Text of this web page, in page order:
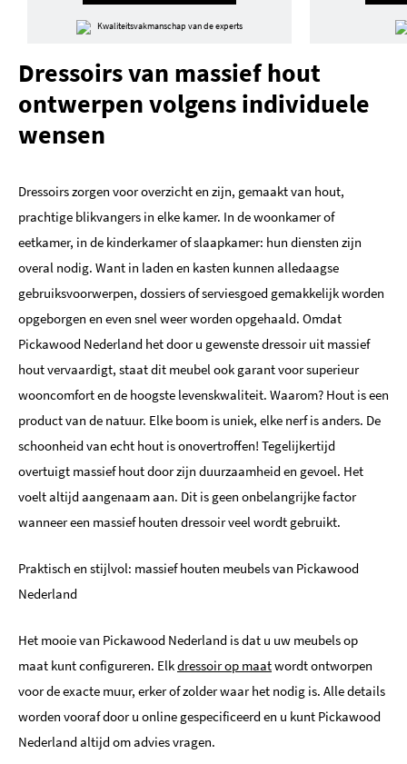
Kwaliteitsvakmanschap van de experts
Dressoirs van massief hout
ontwerpen volgens individuele
wensen
Dressoirs zorgen voor overzicht en zijn, gemaakt van hout,
prachtige blikvangers in elke kamer. In de woonkamer of
eetkamer, in de kinderkamer of slaapkamer: hun diensten zijn
overal nodig. Want in laden en kasten kunnen alledaagse
gebruiksvoorwerpen, dossiers of serviesgoed gemakkelijk worden
opgeborgen en even snel weer worden opgehaald. Omdat
Pickawood Nederland het door u gewenste dressoir uit massief
hout vervaardigt, staat dit meubel ook garant voor superieur
wooncomfort en de hoogste levenskwaliteit. Waarom? Hout is een
product van de natuur. Elke boom is uniek, elke nerf is anders. De
schoonheid van echt hout is onovertroffen! Tegelijkertijd
overtuigt massief hout door zijn duurzaamheid en gevoel. Het
voelt altijd aangenaam aan. Dit is geen onbelangrijke factor
wanneer een massief houten dressoir veel wordt gebruikt.
Praktisch en stijlvol: massief houten meubels van Pickawood
Nederland
Het mooie van Pickawood Nederland is dat u uw meubels op
maat kunt configureren. Elkdressoir op maatwordt ontworpen
voor de exacte muur, erker of zolder waar het nodig is. Alle details
worden vooraf door u online gespecificeerd en u kunt Pickawood
Nederland altijd om advies vragen.